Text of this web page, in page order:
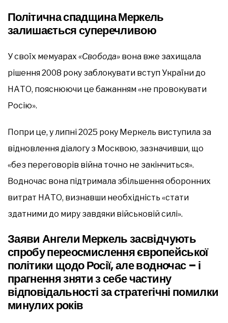
Політична спадщина Меркель
залишається суперечливою
У своїх мемуарах «Свобода» вона вже захищала
рішення 2008 року заблокувати вступ України до
НАТО, пояснюючи це бажанням «не провокувати
Росію».
Попри це, у липні 2025 року Меркель виступила за
відновлення діалогу з Москвою, зазначивши, що
«без переговорів війна точно не закінчиться».
Водночас вона підтримала збільшення оборонних
витрат НАТО, визнавши необхідність «стати
здатними до миру завдяки військовій силі».
Заяви Ангели Меркель засвідчують
спробу переосмислення європейської
політики щодо Росії, але водночас – і
прагнення зняти з себе частину
відповідальності за стратегічні помилки
минулих років